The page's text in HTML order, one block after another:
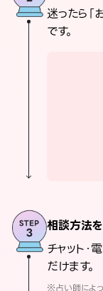
迷ったら「
です。
相談方法
チャット・
だけます。
※占い師によ